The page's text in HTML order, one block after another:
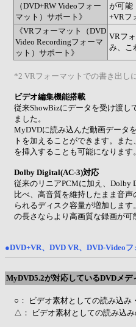
（DVD+RW Videoフォー
マット）サポート》
が可能
+VRフ
《VRフォーマット（DVD
Video Recordingフォーマ
ット）サポート》
VRフ
み、こ
*2 VRフォーマットでの書き出し
ビデオ編集機能搭載
従来ShowBizにデータを受け渡し
ました。
MyDVDに読み込んだ動画データ
トを加えることができます。ま
を挿入することも可能になります。
Dolby Digital(AC-3)対応
従来のリニアPCMに加え、Dolby
比べ、高音質を維持したまま音
られるディスク容量が増加しま
の長さならより高画質な録画が可
●DVD+VR、DVD VR、DVD-Video
MyDVD5.2が対応しているDVDメデ
○： ビデオ素材としての読み込み
△： ビデオ素材としての読み込み